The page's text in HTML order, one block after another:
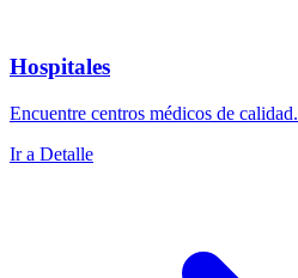
Hospitales
Encuentre centros médicos de calidad.
Ir a Detalle